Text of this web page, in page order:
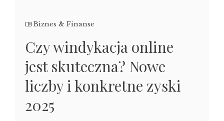
Biznes & Finanse
Czy windykacja online
jest skuteczna? Nowe
liczby i konkretne zyski
2025